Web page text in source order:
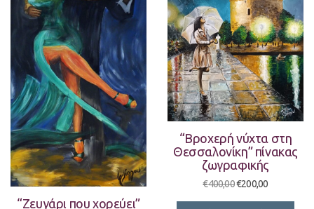
“Ζευγάρι που χορεύει”
“Βροχερή νύχτα στη
Θεσσαλονίκη” πίνακας
ζωγραφικής
€400,00Original
€200,00Η